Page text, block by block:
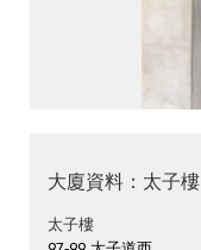
大廈資料：太子樓
太子樓